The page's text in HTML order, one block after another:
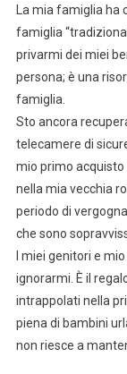
La mia famiglia ha
famiglia
privarmi dei miei
persona; è una
famiglia.
Sto ancora
telecamere di
mio primo acquisto
nella mia vecchia
periodo di
che sono
I miei genitori e
ignorarmi. È il
intrappolati nella
piena di bambini
non riesce a